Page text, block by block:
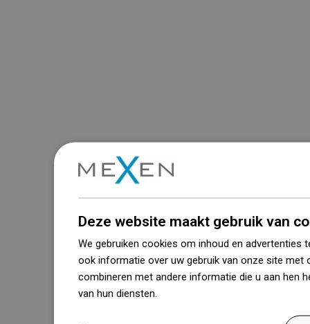
Deze website maakt gebruik van
We gebruiken cookies om inhoud en advertenties
ook informatie over uw gebruik van onze site met
combineren met andere informatie die u aan hen
van hun diensten.